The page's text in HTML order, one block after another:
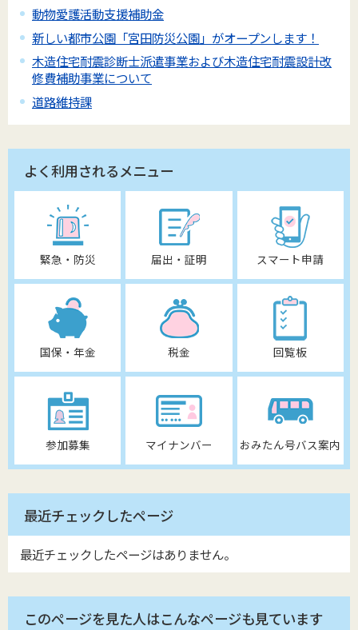
動物愛護活動支援補助金
新しい都市公園「宮田防災公園」がオープンします！
木造住宅耐震診断士派遣事業および木造住宅耐震設計改
修費補助事業について
道路維持課
よく利用されるメニュー
緊急・防災 届出・証明 スマート申請
国保・年金 税金 回覧板
参加募集 マイナンバー おみたん号バス案内
最近チェックしたページ
最近チェックしたページはありません。
このページを見た人はこんなページも見ています